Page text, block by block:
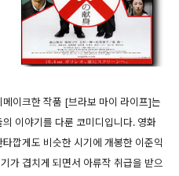
이크한 작품 [브라보 마이 라이프]는
이야기를 다룬 코미디입니다. 영화
깝게도 비슷한 시기에 개봉한 이준익
가 겹치게 되면서 아류작 취급을 받으